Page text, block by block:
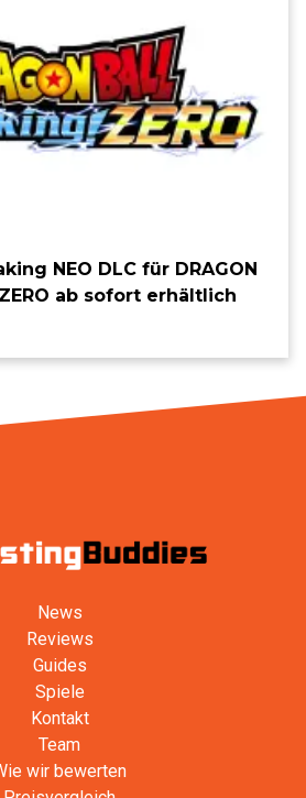
NEO DLC für DRAGON
ab sofort erhältlich
News
Reviews
Guides
Spiele
Kontakt
Team
wir bewerten